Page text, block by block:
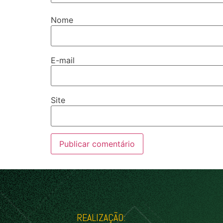
Nome
E-mail
Site
REALIZAÇÃO: